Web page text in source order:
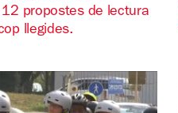
propostes de lectura
llegides.